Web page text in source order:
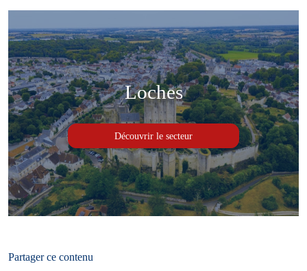
Loches
Découvrir le secteur
Partager ce contenu